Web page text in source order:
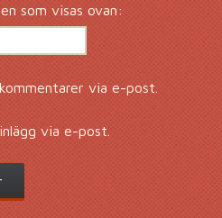
som visas ovan:
via e-post.
via e-post.